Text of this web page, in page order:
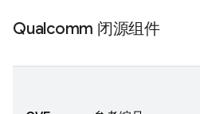
Qualcomm 闭源组件